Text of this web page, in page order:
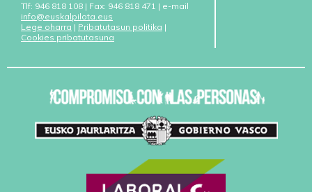
Tlf: 946 818 108 | Fax: 946 818 471 | e-mail
info@euskalpilota.eus
Lege oharra | Pribatutasun politika |
Cookies pribatutasuna